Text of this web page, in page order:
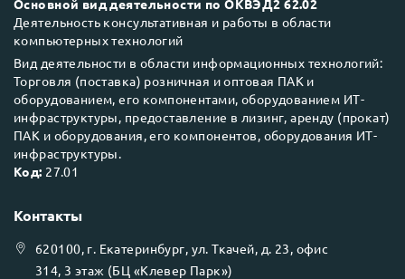
Основной вид деятельности по ОКВЭД2 62.02
Деятельность консультативная и работы в области
компьютерных технологий
Вид деятельности в области информационных технологий:
Торговля (поставка) розничная и оптовая ПАК и
оборудованием, его компонентами, оборудованием ИТ-
инфраструктуры, предоставление в лизинг, аренду (прокат)
ПАК и оборудования, его компонентов, оборудования ИТ-
инфраструктуры.
Код: 27.01
Контакты
620100, г. Екатеринбург, ул.Ткачей, д. 23, офис
314, 3 этаж (БЦ «Клевер Парк»)